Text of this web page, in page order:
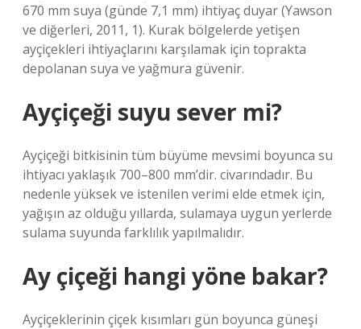
670 mm suya (günde 7,1 mm) ihtiyaç duyar (Yawson
ve diğerleri, 2011, 1). Kurak bölgelerde yetişen
ayçiçekleri ihtiyaçlarını karşılamak için toprakta
depolanan suya ve yağmura güvenir.
Ayçiçeği suyu sever mi?
Ayçiçeği bitkisinin tüm büyüme mevsimi boyunca su
ihtiyacı yaklaşık 700–800 mm’dir. civarındadır. Bu
nedenle yüksek ve istenilen verimi elde etmek için,
yağışın az olduğu yıllarda, sulamaya uygun yerlerde
sulama suyunda farklılık yapılmalıdır.
Ay çiçeği hangi yöne bakar?
Ayçiçeklerinin çiçek kısımları gün boyunca güneşi